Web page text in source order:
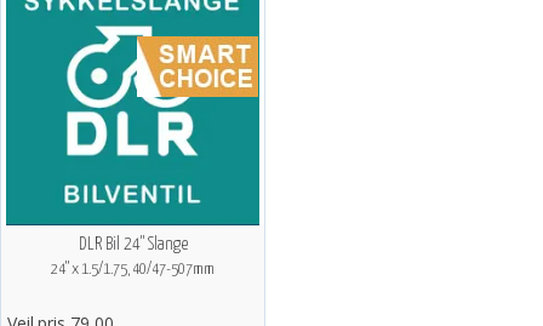
DLR Bil 24" Slange
24" x 1.5/1.75, 40/47-507mm